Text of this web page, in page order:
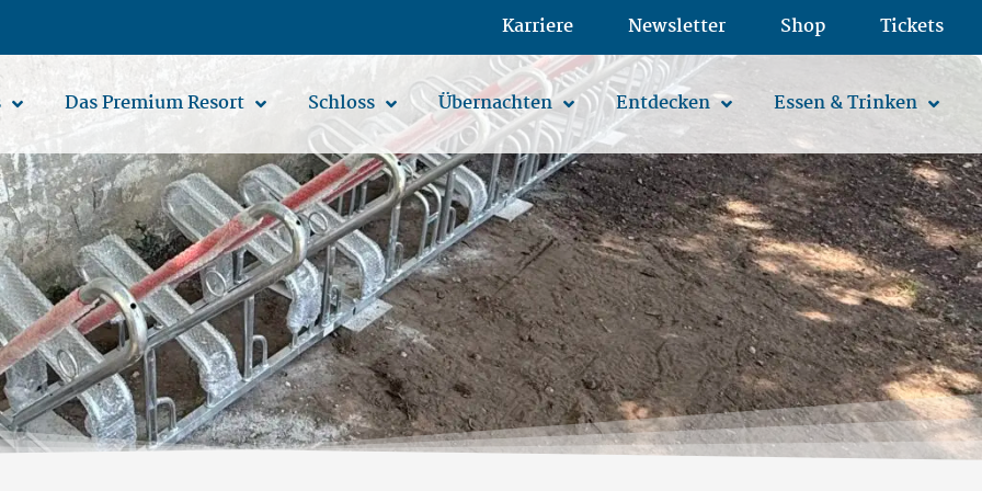
Karriere Newsletter Shop Tickets
Das Premium Resort Schloss Übernachten Entdecken Essen & Trinken